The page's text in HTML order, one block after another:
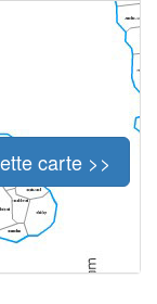
carte >>